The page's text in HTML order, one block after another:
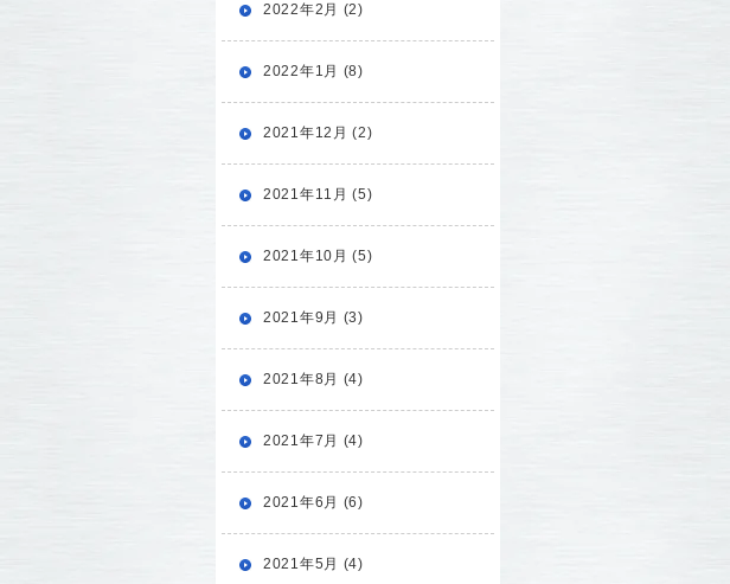
2022年2月 (2)
2022年1月 (8)
2021年12月 (2)
2021年11月 (5)
2021年10月 (5)
2021年9月 (3)
2021年8月 (4)
2021年7月 (4)
2021年6月 (6)
2021年5月 (4)